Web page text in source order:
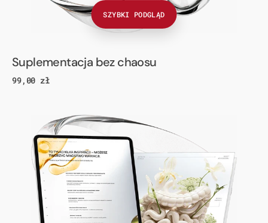
SZYBKI PODGLĄD
Suplementacja bez chaosu
Cena
99,00 zł
Twoich